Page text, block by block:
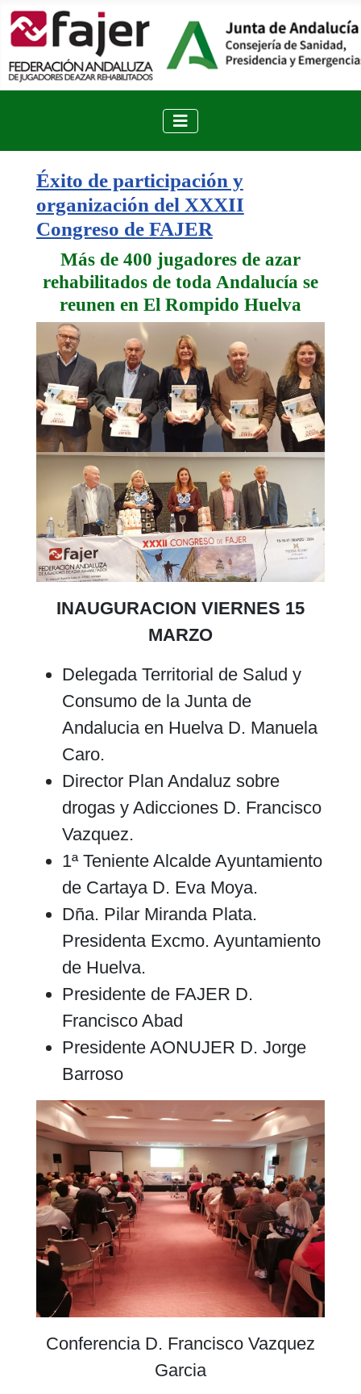
Éxito de participación y
organización del XXXII
Congreso de FAJER
Más de 400 jugadores de azar
rehabilitados de toda Andalucía se
reunen en El Rompido Huelva
INAUGURACION VIERNES 15
MARZO
Delegada Territorial de Salud y
Consumo de la Junta de
Andalucia en Huelva D. Manuela
Caro.
Director Plan Andaluz sobre
drogas y Adicciones D. Francisco
Vazquez.
1ª Teniente Alcalde Ayuntamiento
de Cartaya D. Eva Moya.
Dña. Pilar Miranda Plata.
Presidenta Excmo. Ayuntamiento
de Huelva.
Presidente de FAJER D.
Francisco Abad
Presidente AONUJER D. Jorge
Barroso
Conferencia D. Francisco Vazquez
Garcia